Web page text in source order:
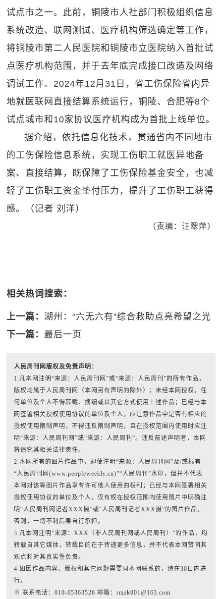
试点市之一。此前，铜陵市人社部门积极组织信息
系统改造、联网测试、医疗机构筛选确定等工作，
将铜陵市第二人民医院和铜陵市立医院纳入首批试
点医疗机构范围，并于去年底完成接口改造及网络
调试工作。2024年12月31日，省工伤保险省内异
地就医联网直接结算系统运行，铜陵、合肥等8个
试点城市和10家协议医疗机构成为首批上线单位。
据介绍，依托信息化技术，贯通省内不同地市
的工伤保险信息系统，实现工伤职工就医异地备
案、直接结算，既保障了工伤保险基金安全，也减
轻了工伤职工资金垫付压力，提升了工伤职工获得
感。（记者 刘洋）
（责编：汪翠萍）
相关热词搜索：
上一篇： 湖州：“六无六有”综合救助点亮希望之光
下一篇：最后一页
人民周刊网版权及免责声明：
1.凡本网注明“来源：人民周刊网”或“来源：人民周刊”的所有作品，
版权均属于人民周刊网（本网另有声明的除外）；未经本网授权，任
何单位及个人不得转载、摘编或以其它方式使用上述作品；已经与本
网签署相关授权使用协议的单位及个人，应注意作品中是否有相应的
授权使用限制声明，不得违反限制声明，且在授权范围内使用时应注
明“来源：人民周刊网”或“来源：人民周刊”。违反前述声明者，本网
将追究其相关法律责任。
2.本网所有的图片作品中，即使注明“来源：人民周刊网”及/或标有
“人民周刊网(www.peopleweekly.cn)”“人民周刊”水印，但并不代表
本网对该等图片作品享有许可他人使用的权利；已经与本网签署相关
授权使用协议的单位及个人，仅有权在授权范围内使用图片中明确注
明“人民周刊网记者XXX摄”或“人民周刊记者XXX摄”的图片作品，
否则，一切不利后果自行承担。
3.凡本网注明“来源：XXX（非人民周刊网或人民周刊）”的作品，均
转载自其它媒体，转载目的在于传递更多信息，并不代表本网赞同其
观点和对其真实性负责。
4.如因作品内容、版权和其它问题需要同本网联系的，请在30日内进
行。
※ 联系电话：010-65363526 邮箱：rmzk001@163.com